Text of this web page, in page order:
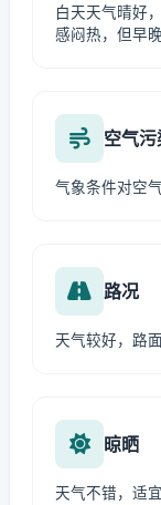
白天天气晴好
感闷热，但早
空气
气象条件对空
路况
天气较好，路
晾晒
天气不错，适